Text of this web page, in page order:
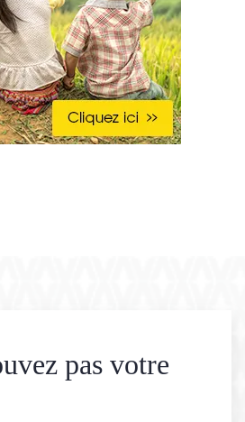
pas votre